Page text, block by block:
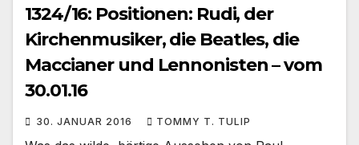
1324/16: Positionen: Rudi, der
Kirchenmusiker, die Beatles, die
Maccianer und Lennonisten – vom
30.01.16
30. JANUAR 2016 TOMMY T. TULIP